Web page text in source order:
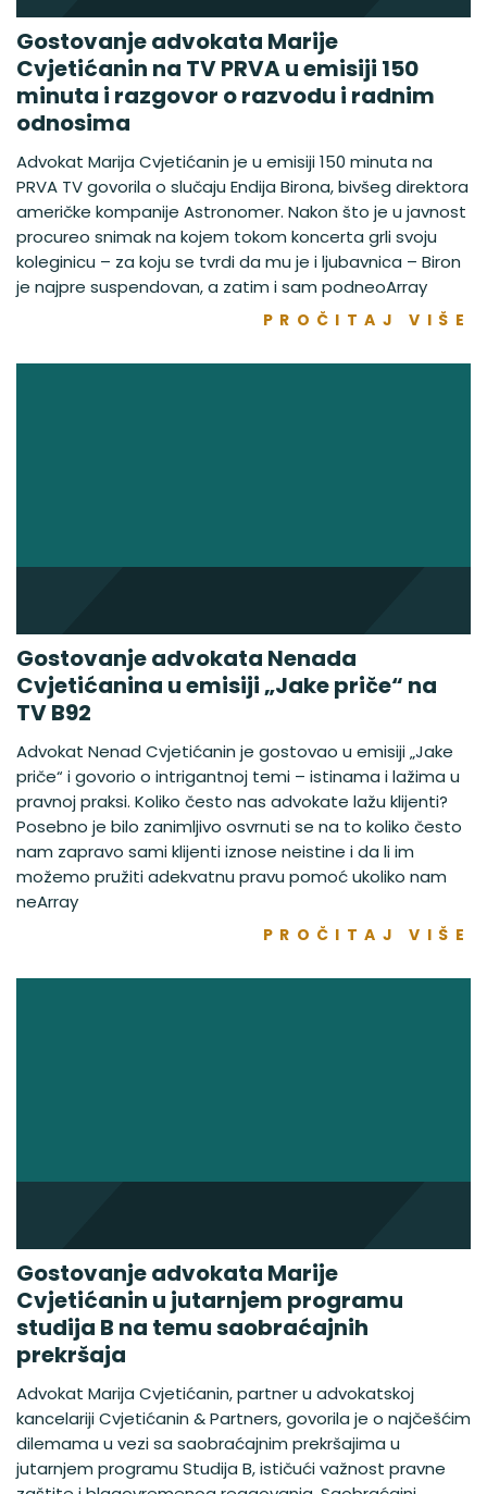
Gostovanje advokata Marije
Cvjetićanin na TV PRVA u emisiji 150
minuta i razgovor o razvodu i radnim
odnosima
Advokat Marija Cvjetićanin je u emisiji 150 minuta na
PRVA TV govorila o slučaju Endija Birona, bivšeg direktora
američke kompanije Astronomer. Nakon što je u javnost
procureo snimak na kojem tokom koncerta grli svoju
koleginicu – za koju se tvrdi da mu je i ljubavnica – Biron
je najpre suspendovan, a zatim i sam podneoArray
PROČITAJ VIŠE
Gostovanje advokata Nenada
Cvjetićanina u emisiji „Jake priče“ na
TV B92
Advokat Nenad Cvjetićanin je gostovao u emisiji „Jake
priče“ i govorio o intrigantnoj temi – istinama i lažima u
pravnoj praksi. Koliko često nas advokate lažu klijenti?
Posebno je bilo zanimljivo osvrnuti se na to koliko često
nam zapravo sami klijenti iznose neistine i da li im
možemo pružiti adekvatnu pravu pomoć ukoliko nam
neArray
PROČITAJ VIŠE
Gostovanje advokata Marije
Cvjetićanin u jutarnjem programu
studija B na temu saobraćajnih
prekršaja
Advokat Marija Cvjetićanin, partner u advokatskoj
kancelariji Cvjetićanin & Partners, govorila je o najčešćim
dilemama u vezi sa saobraćajnim prekršajima u
jutarnjem programu Studija B, ističući važnost pravne